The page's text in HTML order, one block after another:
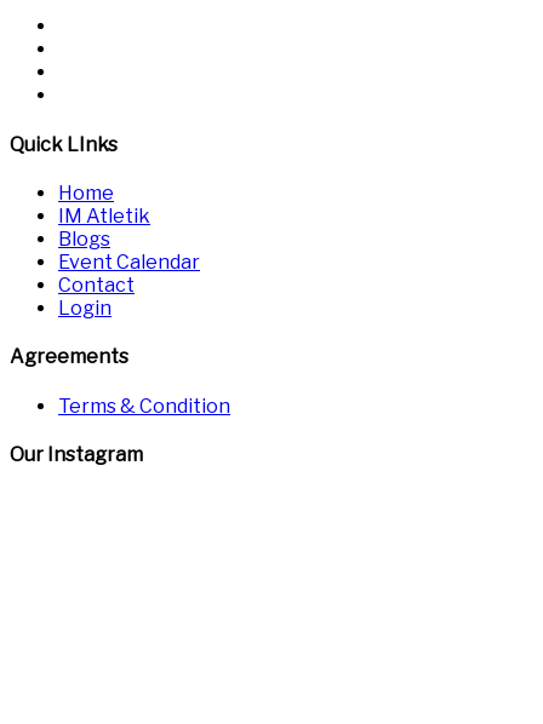
Quick LInks
Home
IM Atletik
Blogs
Event Calendar
Contact
Login
Agreements
Terms & Condition
Our Instagram